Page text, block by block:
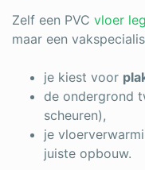
Zelf een PVC vloer
maar een
je kiest voor
de ondergrond
scheuren),
je
juiste opbouw.